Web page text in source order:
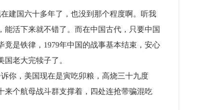
建国六十多年了，也没到那个程度啊。听我
活下来就不错了。而在中国古代，只要中国
是铁律，1979年中国的战事基本结束，安心
老大完犊子了。
你，美国现在是寅吃卯粮，高烧三十九度
个航母战斗群支撑着，四处连抢带骗混吃